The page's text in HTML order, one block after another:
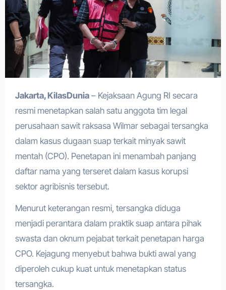
Jakarta, KilasDunia– Kejaksaan Agung RI secara
resmi menetapkan salah satu anggota tim legal
perusahaan sawit raksasa Wilmar sebagai tersangka
dalam kasus dugaan suap terkait minyak sawit
mentah (CPO). Penetapan ini menambah panjang
daftar nama yang terseret dalam kasus korupsi
sektor agribisnis tersebut.
Menurut keterangan resmi, tersangka diduga
menjadi perantara dalam praktik suap antara pihak
swasta dan oknum pejabat terkait penetapan harga
CPO. Kejagung menyebut bahwa bukti awal yang
diperoleh cukup kuat untuk menetapkan status
tersangka.